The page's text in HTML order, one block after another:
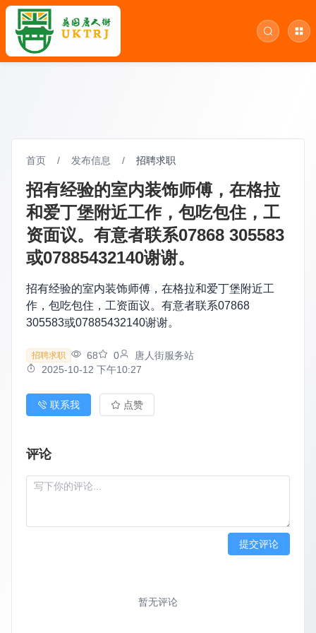
首页 / 发布信息 / 招聘求职
招有经验的室内装饰师傅，在格拉
和爱丁堡附近工作，包吃包住，工
资面议。有意者联系07868 305583
或07885432140谢谢。
招有经验的室内装饰师傅，在格拉和爱丁堡附近工
作，包吃包住，工资面议。有意者联系07868
305583或07885432140谢谢。
招聘求职 68 0
唐人街服务站
2025-10-12 下午10:27
联系我 点赞
评论
提交评论
暂无评论